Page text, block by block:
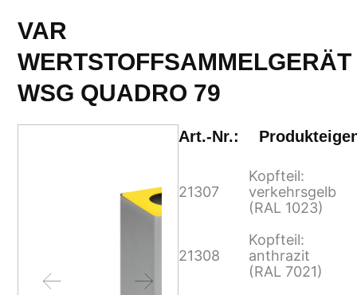
VAR
WERTSTOFFSAMMELGERÄT
WSG QUADRO 79
Art.-Nr.:
21307
Kopfteil:
verkehrsgelb
(RAL 1023)
21308
Kopfteil:
anthrazit
(RAL 7021)